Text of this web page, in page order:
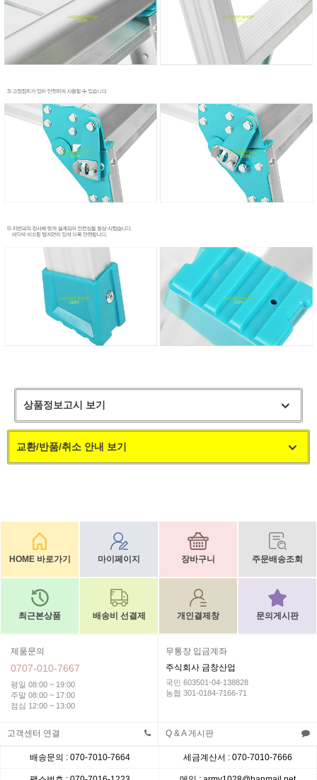
상품정보고시 보기
교환/반품/취소 안내 보기
HOME 바로가기 마이페이지 장바구니 주문배송조회
최근본상품 배송비 선결제 개인결제창 문의게시판
제품문의
0707-010-7667
평일 08:00 ~ 19:00
주말 08:00 ~ 17:00
점심 12:00 ~ 13:00
무통장 입금계좌
주식회사 금창산업
국민 603501-04-138828
농협 301-0184-7166-71
고객센터 연결 Q & A 게시판
배송문의 : 070-7010-7664 세금계산서 : 070-7010-7666